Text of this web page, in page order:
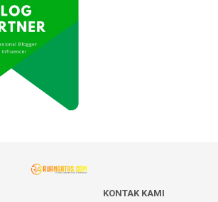
KONTAK KAMI